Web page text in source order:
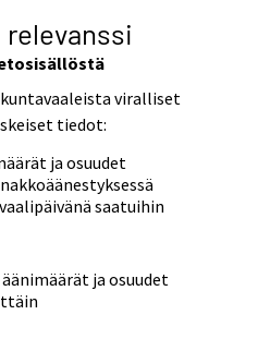
viralliset
tiedot:
ja osuudet
saatuihin
ja osuudet